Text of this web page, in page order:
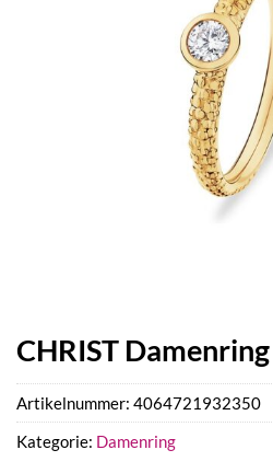
CHRIST
Artikelnummer: 4064721932350
Kategorie: Damenring